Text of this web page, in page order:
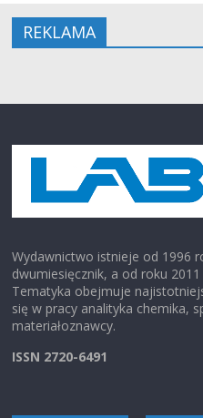
REKLAMA
Wydawnictwo istnieje od 1996
dwumiesięcznik, a od roku
Tematyka obejmuje
się w pracy analityka chemika,
materiałoznawcy.
ISSN 2720-6491